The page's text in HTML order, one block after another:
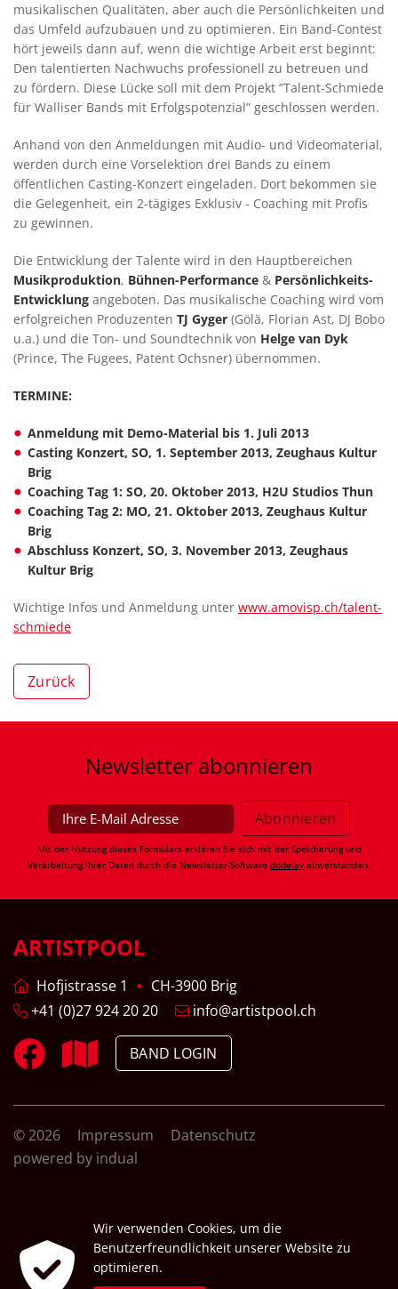
musikalischen Qualitäten, aber auch die Persönlichkeiten und
das Umfeld aufzubauen und zu optimieren. Ein Band-Contest
hört jeweils dann auf, wenn die wichtige Arbeit erst beginnt:
Den talentierten Nachwuchs professionell zu betreuen und
zu fördern. Diese Lücke soll mit dem Projekt “Talent-Schmiede
für Walliser Bands mit Erfolgspotenzial” geschlossen werden.
Anhand von den Anmeldungen mit Audio- und Videomaterial,
werden durch eine Vorselektion drei Bands zu einem
öffentlichen Casting-Konzert eingeladen. Dort bekommen sie
die Gelegenheit, ein 2-tägiges Exklusiv - Coaching mit Profis
zu gewinnen.
Die Entwicklung der Talente wird in den Hauptbereichen
Musikproduktion, Bühnen-Performance & Persönlichkeits-
Entwicklung angeboten. Das musikalische Coaching wird vom
erfolgreichen Produzenten TJ Gyger (Gölä, Florian Ast, DJ Bobo
u.a.) und die Ton- und Soundtechnik von Helge van Dyk
(Prince, The Fugees, Patent Ochsner) übernommen.
TERMINE:
Anmeldung mit Demo-Material bis 1. Juli 2013
Casting Konzert, SO, 1. September 2013, Zeughaus Kultur
Brig
Coaching Tag 1: SO, 20. Oktober 2013, H2U Studios Thun
Coaching Tag 2: MO, 21. Oktober 2013, Zeughaus Kultur
Brig
Abschluss Konzert, SO, 3. November 2013, Zeughaus
Kultur Brig
Wichtige Infos und Anmeldung unter www.amovisp.ch/talent-
schmiede
Zurück
Newsletter abonnieren
Mit der Nutzung dieses Formulars erklären Sie sich mit der Speicherung und
Verarbeitung Ihrer Daten durch die Newsletter-Software dodeley einverstanden.
ARTISTPOOL
Hofjistrasse 1
CH-3900 Brig
+41 (0)27 924 20 20
info@artistpool.ch
BAND LOGIN
© 2026 Impressum
Datenschutz
powered by indual
Wir verwenden Cookies, um die
Benutzerfreundlichkeit unserer Website zu
optimieren.